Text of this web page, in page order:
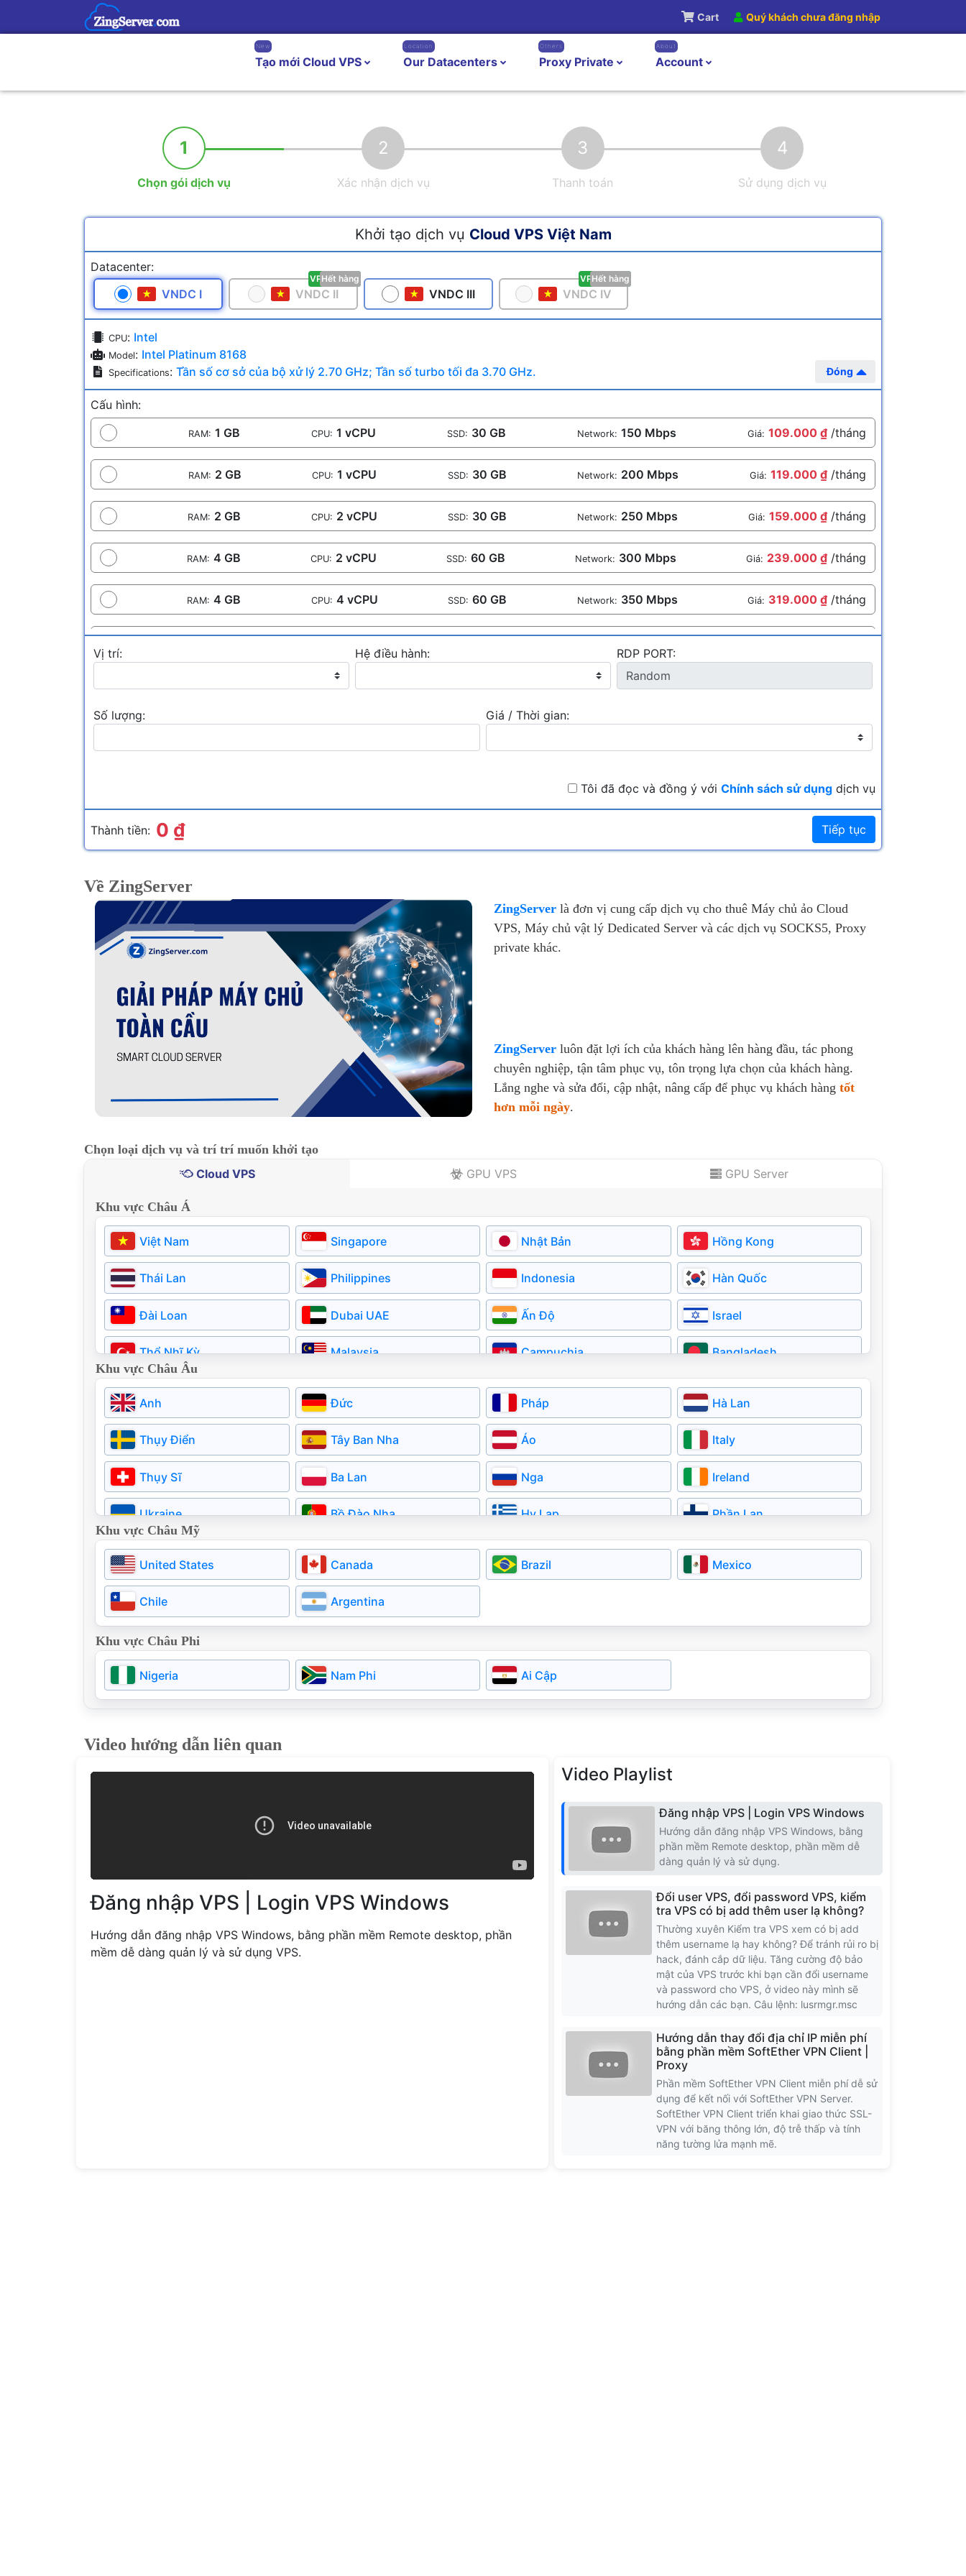
Cart Quý khách chưa đăng nhập
New
Tạo mới Cloud VPS
Location
Our Datacenters
Others
Proxy Private
About
Account
1
Chọn gói dịch vụ
2
Xác nhận dịch vụ
3
Thanh toán
4
Sử dụng dịch vụ
Khởi tạo dịch vụ Cloud VPS Việt Nam
Datacenter:
VNDC I
VNDC II
VPS Dân cư
Hết hàng
VNDC III VNDC IV
VPS Dân cư
Hết hàng
CPU: Intel
Model: Intel Platinum 8168
Specifications: Tần số cơ sở của bộ xử lý 2.70 GHz; Tần số turbo tối đa 3.70 GHz. Đóng
Cấu hình:
RAM: 1 GB CPU: 1 vCPU SSD: 30 GB Network: 150 Mbps Giá: 109.000 ₫ /tháng
RAM: 2 GB CPU: 1 vCPU SSD: 30 GB Network: 200 Mbps Giá: 119.000 ₫ /tháng
RAM: 2 GB CPU: 2 vCPU SSD: 30 GB Network: 250 Mbps Giá: 159.000 ₫ /tháng
RAM: 4 GB CPU: 2 vCPU SSD: 60 GB Network: 300 Mbps Giá: 239.000 ₫ /tháng
RAM: 4 GB CPU: 4 vCPU SSD: 60 GB Network: 350 Mbps Giá: 319.000 ₫ /tháng
8 vCPU 500 Mbps
RAM: 16 GB CPU: 8 vCPU SSD: 120 GB Network: 600 Mbps Giá: 799.000 ₫ /tháng
Vị trí: Hệ điều hành: RDP PORT:
Số lượng: Giá / Thời gian:
Tôi đã đọc và đồng ý với Chính sách sử dụng dịch vụ
Thành tiền: 0 ₫ Tiếp tục
Về ZingServer
ZingServer là đơn vị cung cấp dịch vụ cho thuê Máy chủ ảo Cloud
VPS, Máy chủ vật lý Dedicated Server và các dịch vụ SOCKS5, Proxy
private khác.
ZingServer luôn đặt lợi ích của khách hàng lên hàng đầu, tác phong
chuyên nghiệp, tận tâm phục vụ, tôn trọng lựa chọn của khách hàng.
Lắng nghe và sửa đổi, cập nhật, nâng cấp để phục vụ khách hàng tốt
hơn mỗi ngày.
Chọn loại dịch vụ và trí trí muốn khởi tạo
Cloud VPS
GPU VPS GPU Server
Khu vực Châu Á
Việt Nam Singapore Nhật Bản Hồng Kong
Thái Lan Philippines Indonesia Hàn Quốc
Đài Loan Dubai UAE Ấn Độ Israel
Thổ Nhĩ Kỳ Malaysia Campuchia Bangladesh
Pakistan Myanmar Kazakhstan Bahrain
Khu vực Châu Âu
Anh Đức Pháp Hà Lan
Thụy Điển Tây Ban Nha Áo Italy
Thụy Sĩ Ba Lan Nga Ireland
Ukraine Bồ Đào Nha Hy Lạp Phần Lan
Estonia Đan Mạch Cộng Hóa Séc Romania
Na uy Latvia
Hungary Slovakia Serbia North Macedonia
Moldova Bulgaria
Khu vực Châu Mỹ
United States Canada Brazil Mexico
Chile Argentina
Khu vực Châu Phi
Nigeria Nam Phi Ai Cập
Video hướng dẫn liên quan
Đăng nhập VPS | Login VPS Windows
Hướng dẫn đăng nhập VPS Windows, bằng phần mềm Remote desktop, phần
mềm dễ dàng quản lý và sử dụng VPS.
Video Playlist
Đăng nhập VPS | Login VPS Windows
Hướng dẫn đăng nhập VPS Windows, bằng
phần mềm Remote desktop, phần mềm dễ
dàng quản lý và sử dụng.
Đổi user VPS, đổi password VPS, kiểm
tra VPS có bị add thêm user lạ không?
Thường xuyên Kiểm tra VPS xem có bị add
thêm username lạ hay không? Để tránh rủi ro bị
hack, đánh cắp dữ liệu. Tăng cường độ bảo
mật của VPS trước khi bạn cần đổi username
và password cho VPS, ở video này mình sẽ
hướng dẫn các bạn. Câu lệnh: lusrmgr.msc
Hướng dẫn thay đổi địa chỉ IP miễn phí
bằng phần mềm SoftEther VPN Client |
Proxy
Phần mềm SoftEther VPN Client miễn phí dễ sử
dụng để kết nối với SoftEther VPN Server.
SoftEther VPN Client triển khai giao thức SSL-
VPN với băng thông lớn, độ trễ thấp và tính
năng tường lửa mạnh mẽ.